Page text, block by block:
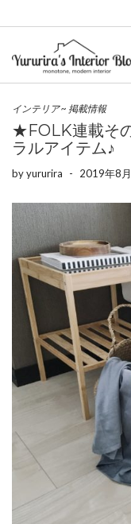
インテリア~ 掲載情報
★FOLK連載そ
ラルアイテム♪
byyururira - 2019年8